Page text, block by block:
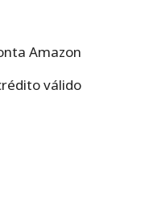
Amazon
válido